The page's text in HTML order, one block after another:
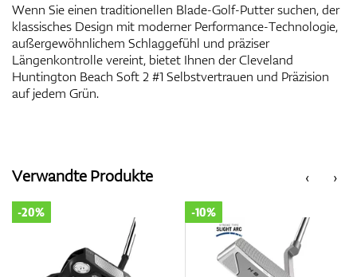
Wenn Sie einen traditionellen Blade-Golf-Putter suchen, der
klassisches Design mit moderner Performance-Technologie,
außergewöhnlichem Schlaggefühl und präziser
Längenkontrolle vereint, bietet Ihnen der Cleveland
Huntington Beach Soft 2 #1 Selbstvertrauen und Präzision
auf jedem Grün.
‹
Verwandte Produkte ›
-20% -10%